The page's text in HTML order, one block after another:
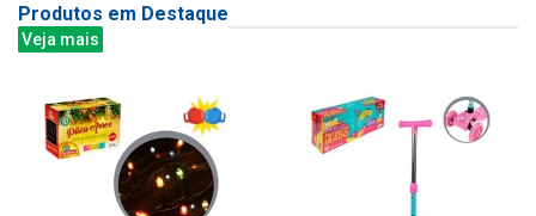
Produtos em Destaque
Veja mais